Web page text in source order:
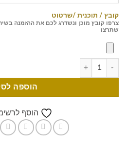
קובץ / תוכנית /שרטוט
צרפו קובץ מוכן ונשדרג לכם את ההזמנה
שתרצו
הוספה
הוסף